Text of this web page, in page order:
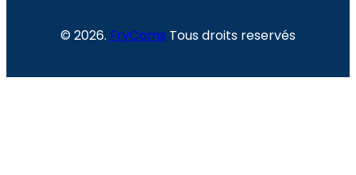
© 2026. FryComs Tous droits reservés